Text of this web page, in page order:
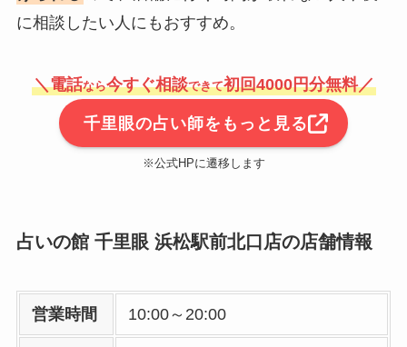
に相談したい人にもおすすめ。
＼電話なら今すぐ相談できて初回4000円分無料／
千里眼の占い師をもっと見る
※公式HPに遷移します
占いの館 千里眼 浜松駅前北口 店の店舗情報
営業時間 10:00～20:00